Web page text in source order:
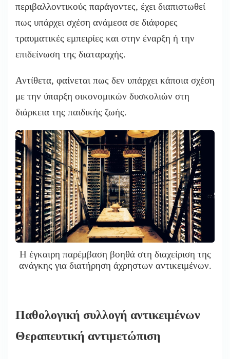
περιβαλλοντικούς παράγοντες, έχει διαπιστωθεί
πως υπάρχει σχέση ανάμεσα σε διάφορες
τραυματικές εμπειρίες και στην έναρξη ή την
επιδείνωση της διαταραχής.
Αντίθετα, φαίνεται πως δεν υπάρχει κάποια σχέση
με την ύπαρξη οικονομικών δυσκολιών στη
διάρκεια της παιδικής ζωής.
Η έγκαιρη παρέμβαση βοηθά στη διαχείριση της
ανάγκης για διατήρηση άχρηστων αντικειμένων.
Παθολογική συλλογή αντικειμένων
Θεραπευτική αντιμετώπιση